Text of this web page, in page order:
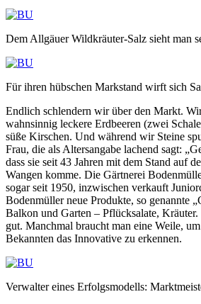
Dem Allgäuer Wildkräuter-Salz sieht man
Für ihren hübschen Markstand wirft sich
Endlich schlendern wir über den Markt.
wahnsinnig leckere Erdbeeren (zwei
süße Kirschen. Und während wir Steine
Frau, die als Altersangabe lachend sagt:
dass sie seit 43 Jahren mit dem Stand auf
Wangen komme. Die Gärtnerei
sogar seit 1950, inzwischen verkauft
Bodenmüller neue Produkte, so genannte
Balkon und Garten – Pflücksalate,
gut. Manchmal braucht man eine Weile,
Bekannten das Innovative zu erkennen.
Verwalter eines Erfolgsmodells: